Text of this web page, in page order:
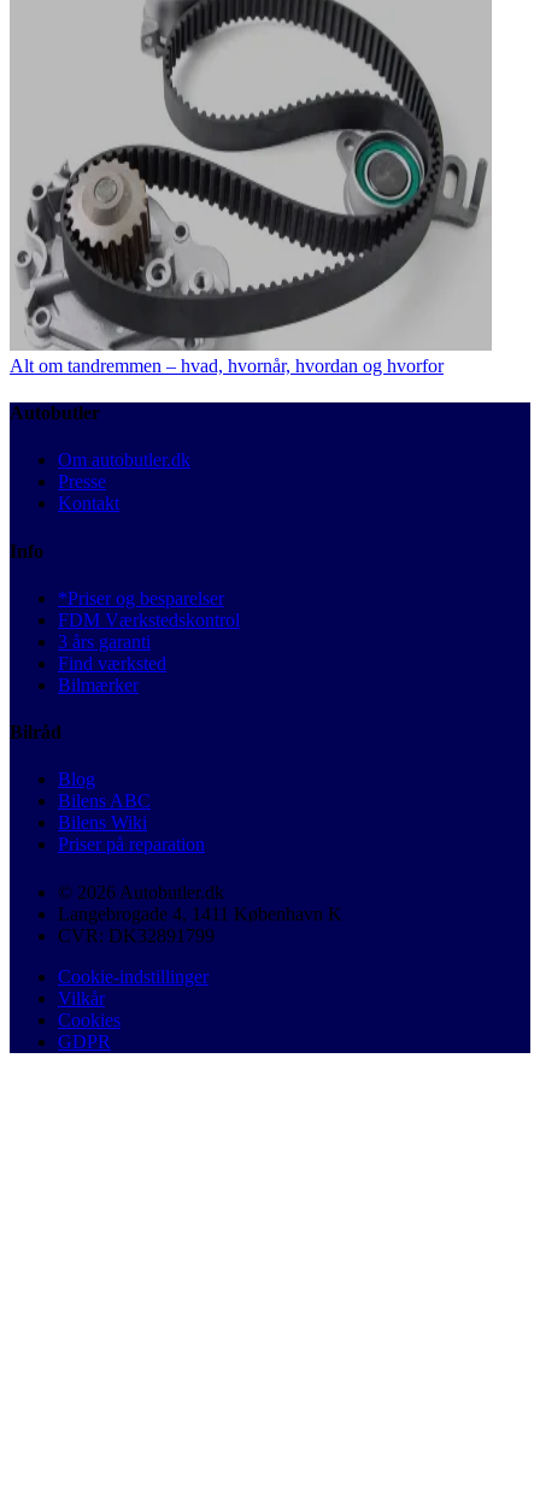
Alt om tandremmen – hvad, hvornår, hvordan og hvorfor
Autobutler
Om autobutler.dk
Presse
Kontakt
Info
*Priser og besparelser
FDM Værkstedskontrol
3 års garanti
Find værksted
Bilmærker
Bilråd
Blog
Bilens ABC
Bilens Wiki
Priser på reparation
© 2026 Autobutler.dk
Langebrogade 4, 1411 København K
CVR: DK32891799
Cookie-indstillinger
Vilkår
Cookies
GDPR